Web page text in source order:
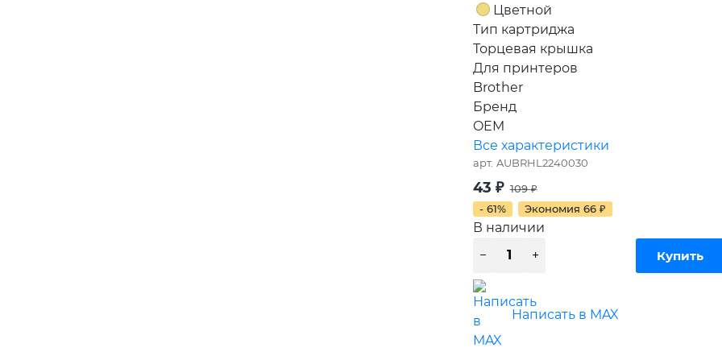
Цветной
Тип картриджа
Торцевая крышка
Для принтеров
Brother
Бренд
OEM
Все характеристики
арт. AUBRHL2240030
43 ₽ 109₽
- 61%
Экономия 66 ₽
В наличии
Написать в MAX